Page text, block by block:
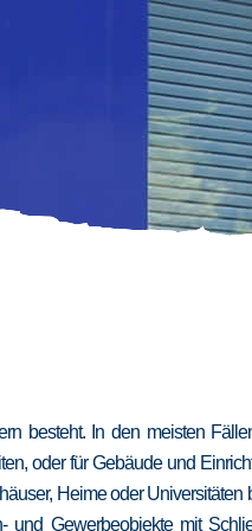
besteht. In den meisten
oder für Gebäude und
Heime oder Universitäten
und Gewerbeobjekte mit